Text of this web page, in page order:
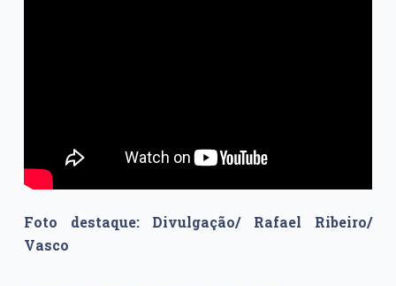
Foto destaque: Divulgação/ Rafael Ribeiro/
Vasco